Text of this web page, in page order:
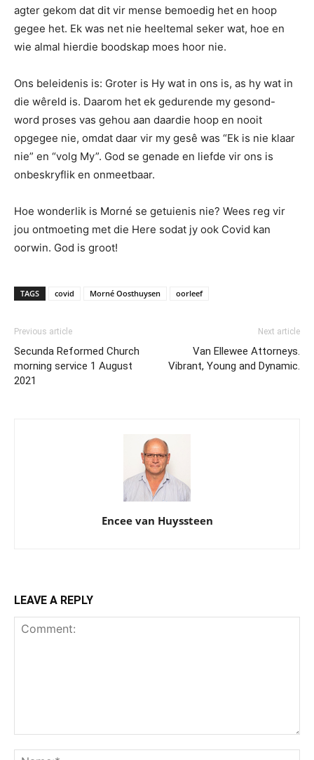
agter gekom dat dit vir mense bemoedig het en hoop
gegee het. Ek was net nie heeltemal seker wat, hoe en
wie almal hierdie boodskap moes hoor nie.
Ons beleidenis is: Groter is Hy wat in ons is, as hy wat in
die wêreld is. Daarom het ek gedurende my gesond-
word proses vas gehou aan daardie hoop en nooit
opgegee nie, omdat daar vir my gesê was “Ek is nie klaar
nie” en “volg My”. God se genade en liefde vir ons is
onbeskryflik en onmeetbaar.
Hoe wonderlik is Morné se getuienis nie? Wees reg vir
jou ontmoeting met die Here sodat jy ook Covid kan
oorwin. God is groot!
TAGS covid Morné Oosthuysen oorleef
Previous article
Secunda Reformed Church
morning service 1 August
2021
Next article
Van Ellewee Attorneys.
Vibrant, Young and Dynamic.
Encee van Huyssteen
LEAVE A REPLY